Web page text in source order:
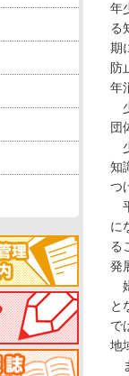
年
る
期
防
年
団
知
つ
に
る
発
と
で
地